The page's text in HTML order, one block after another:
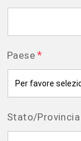
Paese *
Stato/Provincia